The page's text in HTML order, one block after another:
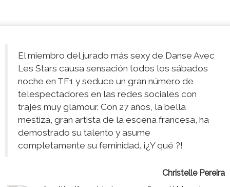
El miembro del jurado más sexy de Danse Avec
Les Stars causa sensación todos los sábados
noche en TF1 y seduce un gran número de
telespectadores en las redes sociales con
trajes muy glamour. Con 27 años, la bella
mestiza, gran artista de la escena francesa, ha
demostrado su talento y asume
completamente su feminidad. ¡¿Y qué ?!
Christelle Pereira